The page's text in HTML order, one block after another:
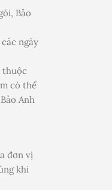
Bảo
ngày
thuộc
có thể
Anh
đơn vị
khi